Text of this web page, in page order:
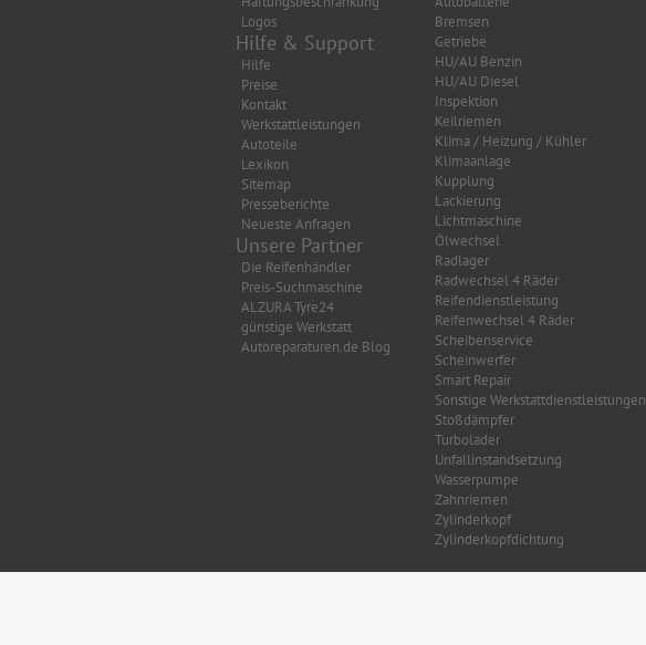
Logos
Hilfe & Support
Hilfe
Preise
Kontakt
Werkstattleistungen
Autoteile
Lexikon
Sitemap
Presseberichte
Neueste Anfragen
Unsere Partner
Die Reifenhändler
Preis-Suchmaschine
ALZURA Tyre24
günstige Werkstatt
Autoreparaturen.de Blog
Bremsen
Getriebe
HU/AU Benzin
HU/AU Diesel
Inspektion
Keilriemen
Klima / Heizung / Kühler
Klimaanlage
Kupplung
Lackierung
Lichtmaschine
Ölwechsel
Radlager
Radwechsel 4 Räder
Reifendienstleistung
Reifenwechsel 4 Räder
Scheibenservice
Scheinwerfer
Smart Repair
Sonstige Werkstattdienstleistungen
Stoßdämpfer
Turbolader
Unfallinstandsetzung
Wasserpumpe
Zahnriemen
Zylinderkopf
Zylinderkopfdichtung